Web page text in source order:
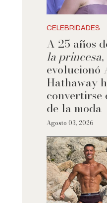
CELEBRIDADES
A 25 años
la princesa,
evolucionó
Hathaway
convertirse
de la moda
Agosto 03, 2026